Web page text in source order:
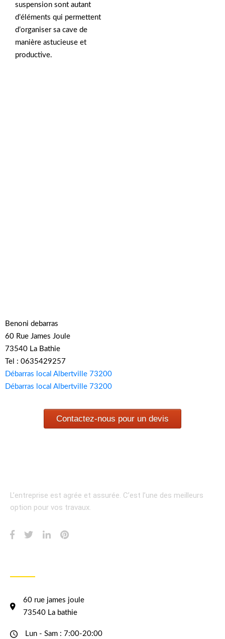
suspension sont autant
d’éléments qui permettent
d’organiser sa cave de
manière astucieuse et
productive.
Benoni debarras
60 Rue James Joule
73540 La Bathie
Tel : 0635429257
Débarras local Albertville 73200
Débarras local Albertville 73200
Contactez-nous pour un devis
L’entreprise est agrée et assurée. C’est l’une des meilleurs
option pour vos travaux.
60 rue james joule
73540 La bathie
Lun - Sam : 7:00-20:00